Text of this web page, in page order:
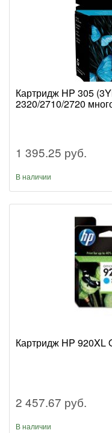
Картридж HP 305
2320/2710/2720
1 395.25 руб.
В наличии
Картридж HP 920XL
2 457.67 руб.
В наличии